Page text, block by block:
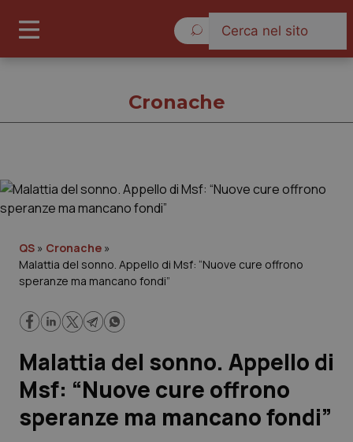
Governo e Parlamento
Regioni e Asl
Lavoro e Professioni
Scienza e Farmaci
Studi e Analisi
Cronache
QS » Cronache »
Malattia del sonno. Appello di Msf: “Nuove cure offrono
speranze ma mancano fondi”
Malattia del sonno. Appello di
Msf: “Nuove cure offrono
speranze ma mancano fondi”